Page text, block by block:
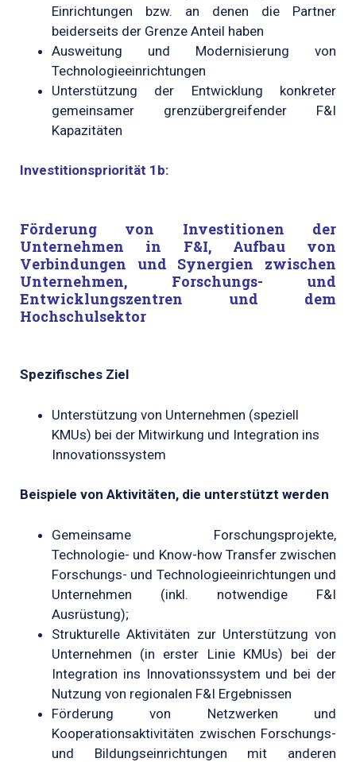
Einrichtungen bzw. an denen die Partner
beiderseits der Grenze Anteil haben
Ausweitung und Modernisierung von
Technologieeinrichtungen
Unterstützung der Entwicklung konkreter
gemeinsamer grenzübergreifender F&I
Kapazitäten
Investitionspriorität 1b:
Förderung von Investitionen der
Unternehmen in F&I, Aufbau von
Verbindungen und Synergien zwischen
Un­ternehmen, Forschungs- und
Entwicklungszentren und dem
Hochschulsektor
Spezifisches Ziel
Unterstützung von Unternehmen (speziell
KMUs) bei der Mitwirkung und Integration ins
Innovationssystem
Beispiele von Aktivitäten, die unterstützt werden
Gemeinsame Forschungsprojekte,
Technologie- und Know-how Transfer zwischen
Forschungs- und Technologieeinrichtungen und
Unternehmen (inkl. notwendige F&I
Ausrüstung);
Strukturelle Aktivitäten zur Unterstützung von
Unternehmen (in erster Linie KMUs) bei der
Integration ins Innovationssystem und bei der
Nutzung von regionalen F&I Ergebnissen
Förderung von Netzwerken und
Kooperationsaktivitäten zwischen Forschungs-
und Bildungseinrichtun­gen mit anderen